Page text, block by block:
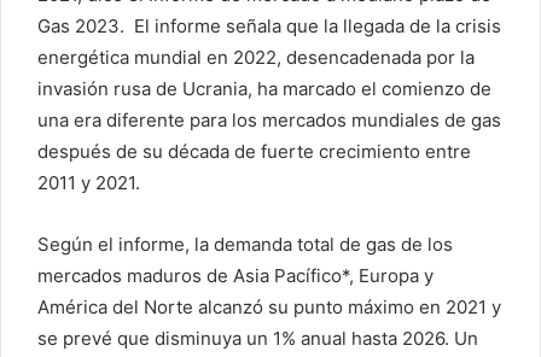
Gas 2023. El informe señala que la llegada de la crisis
energética mundial en 2022, desencadenada por la
invasión rusa de Ucrania, ha marcado el comienzo de
una era diferente para los mercados mundiales de gas
después de su década de fuerte crecimiento entre
2011 y 2021.
Según el informe, la demanda total de gas de los
mercados maduros de Asia Pacífico*, Europa y
América del Norte alcanzó su punto máximo en 2021 y
se prevé que disminuya un 1% anual hasta 2026. Un